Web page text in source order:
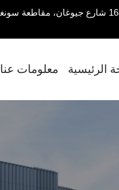
الرئيسية معلومات عنا